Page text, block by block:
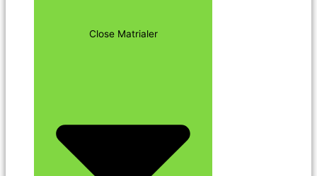
Close Matrialer